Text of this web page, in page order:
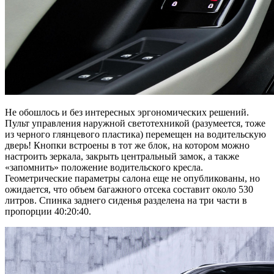
Не обошлось и без интересных эргономических решений.
Пульт управления наружной светотехникой (разумеется, тоже
из черного глянцевого пластика) перемещен на водительскую
дверь! Кнопки встроены в тот же блок, на котором можно
настроить зеркала, закрыть центральный замок, а также
«запомнить» положение водительского кресла.
Геометрические параметры салона еще не опубликованы, но
ожидается, что объем багажного отсека составит около 530
литров. Спинка заднего сиденья разделена на три части в
пропорции 40:20:40.